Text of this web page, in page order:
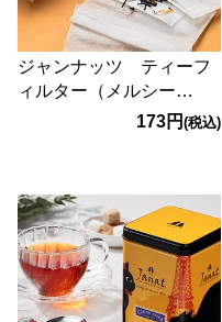
ジャンナッツ ティーフ
ィルター（メルシー
173円(税込)